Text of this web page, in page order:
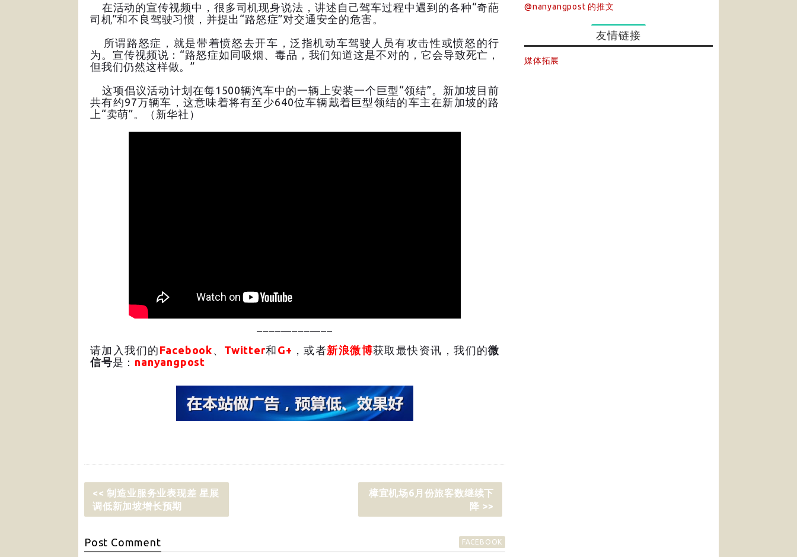
在活动的宣传视频中，很多司机现身说法，讲述自己驾车过程中遇到的各种“奇葩
司机”和不良驾驶习惯，并提出“路怒症”对交通安全的危害。
所谓路怒症，就是带着愤怒去开车，泛指机动车驾驶人员有攻击性或愤怒的行
为。宣传视频说：“路怒症如同吸烟、毒品，我们知道这是不对的，它会导致死亡，
但我们仍然这样做。”
这项倡议活动计划在每1500辆汽车中的一辆上安装一个巨型“领结”。新加坡目前
共有约97万辆车，这意味着将有至少640位车辆戴着巨型领结的车主在新加坡的路
上“卖萌”。（新华社）
请加入我们的 Facebook 、 Twitter和 G+ ，或者新浪微博获取最快资讯，我们的微
信号是： nanyangpost
<< 制造业服务业表现差 星展
调低新加坡增长预期
樟宜机场6月份旅客数继续下
降 >>
Post Comment FACEBOOK
@nanyangpost 的推文
友情链接
媒体拓展